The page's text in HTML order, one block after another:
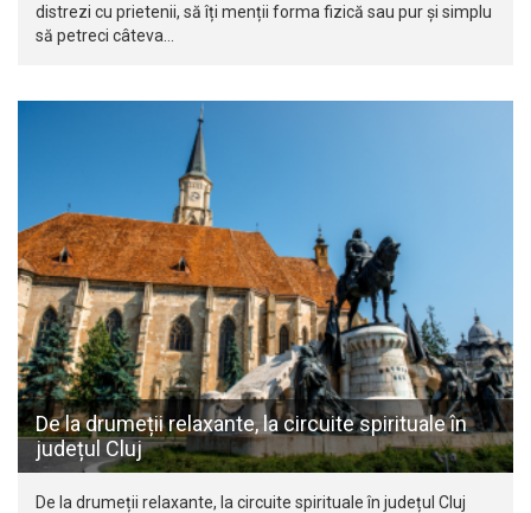
distrezi cu prietenii, să îți menții forma fizică sau pur și simplu
să petreci câteva…
De la drumeții relaxante, la circuite spirituale în
județul Cluj
De la drumeții relaxante, la circuite spirituale în județul Cluj